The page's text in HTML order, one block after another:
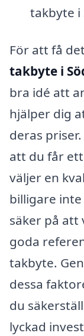
takbyte i
För att få
takbyte i
bra idé att
hjälper dig
deras
att du får
väljer en
billigare
säker på att
goda
takbyte.
dessa
du
lyckad